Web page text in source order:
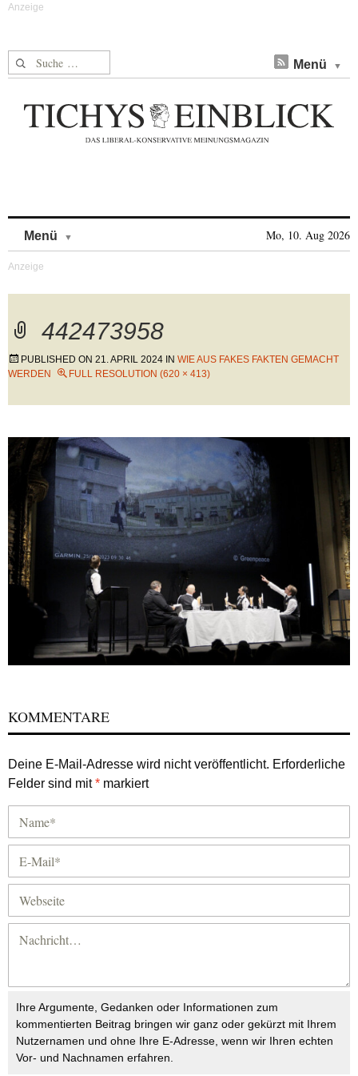
Suche nach: Menü
Menü Mo, 10. Aug 2026
442473958
PUBLISHED ON 21. APRIL 2024 IN WIE AUS FAKES FAKTEN GEMACHT
WERDEN
FULL RESOLUTION (620 × 413)
KOMMENTARE
Deine E-Mail-Adresse wird nicht veröffentlicht. Erforderliche
Felder sind mit* markiert
Ihre Argumente, Gedanken oder Informationen zum
kommentierten Beitrag bringen wir ganz oder gekürzt mit Ihrem
Nutzernamen und ohne Ihre E-Adresse, wenn wir Ihren echten
Vor- und Nachnamen erfahren.